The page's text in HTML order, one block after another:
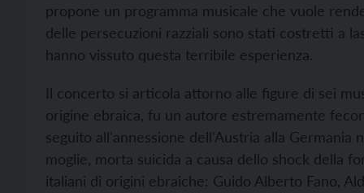
propone un programma musicale che vuole
delle persecuzioni razziali sono stati costretti a
hanno vissuto questa terribile esperienza.
Il concerto si articola attorno alle figure di sei
origine ebraica, fu un autore estremamente
seguito all'annessione dell'Austria alla Germania
moglie, morta suicida a causa dello shock della
italiani di origini ebraiche: Guido Alberto Fano,